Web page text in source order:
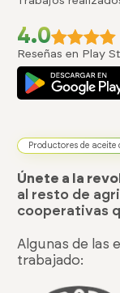
4.0
Reseñas en Play
Productores de
Únete a la
al resto de
cooperativas
Algunas de las
trabajado: